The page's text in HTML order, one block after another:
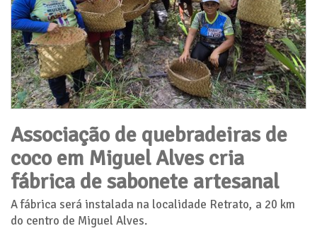
Associação de quebradeiras de
coco em Miguel Alves cria
fábrica de sabonete artesanal
A fábrica será instalada na localidade Retrato, a 20 km
do centro de Miguel Alves.